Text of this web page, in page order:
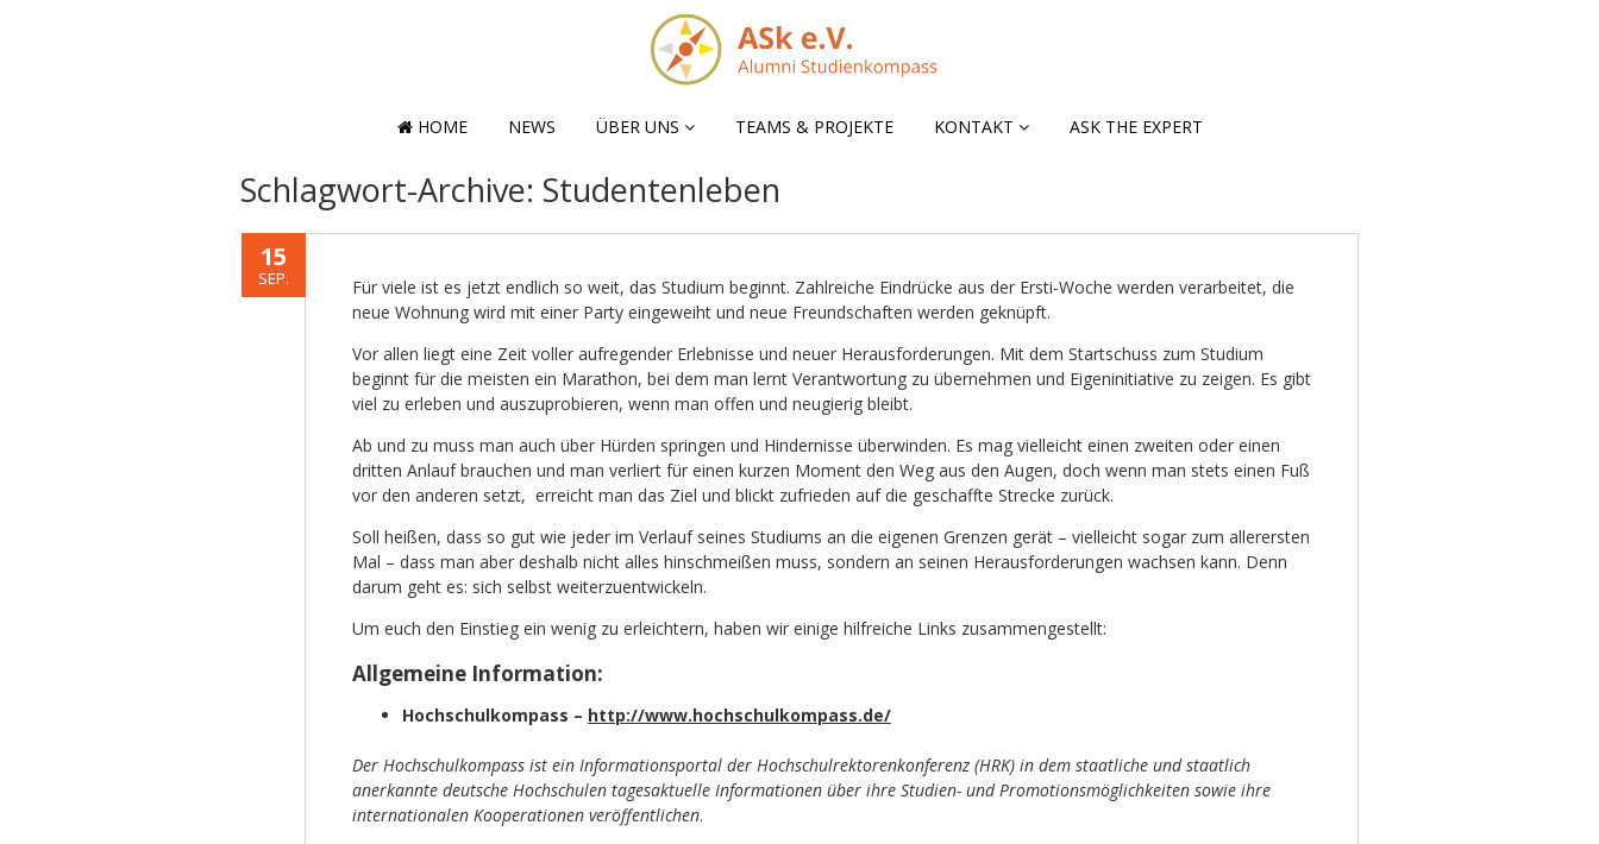
HOME NEWS ÜBER UNS TEAMS & PROJEKTE KONTAKT ASK THE EXPERT
Schlagwort-Archive: Studentenleben
15
SEP.
Für viele ist es jetzt endlich so weit, das Studium beginnt. Zahlreiche Eindrücke aus der Ersti-Woche werden verarbeitet, die
neue Wohnung wird mit einer Party eingeweiht und neue Freundschaften werden geknüpft.
Vor allen liegt eine Zeit voller aufregender Erlebnisse und neuer Herausforderungen. Mit dem Startschuss zum Studium
beginnt für die meisten ein Marathon, bei dem man lernt Verantwortung zu übernehmen und Eigeninitiative zu zeigen. Es gibt
viel zu erleben und auszuprobieren, wenn man offen und neugierig bleibt.
Ab und zu muss man auch über Hürden springen und Hindernisse überwinden. Es mag vielleicht einen zweiten oder einen
dritten Anlauf brauchen und man verliert für einen kurzen Moment den Weg aus den Augen, doch wenn man stets einen Fuß
vor den anderen setzt, erreicht man das Ziel und blickt zufrieden auf die geschaffte Strecke zurück.
Soll heißen, dass so gut wie jeder im Verlauf seines Studiums an die eigenen Grenzen gerät – vielleicht sogar zum allerersten
Mal – dass man aber deshalb nicht alles hinschmeißen muss, sondern an seinen Herausforderungen wachsen kann. Denn
darum geht es: sich selbst weiterzuentwickeln.
Um euch den Einstieg ein wenig zu erleichtern, haben wir einige hilfreiche Links zusammengestellt:
Allgemeine Information:
Hochschulkompass – http://www.hochschulkompass.de/
Der Hochschulkompass ist ein Informationsportal der Hochschulrektorenkonferenz (HRK) in dem staatliche und staatlich
anerkannte deutsche Hochschulen tagesaktuelle Informationen über ihre Studien- und Promotionsmöglichkeiten sowie ihre
internationalen Kooperationen veröffentlichen.